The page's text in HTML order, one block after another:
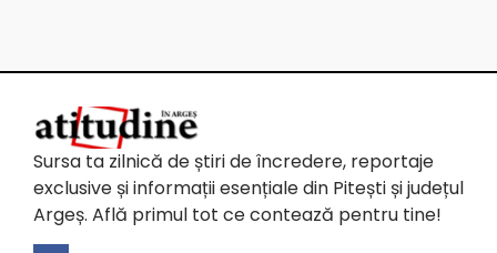
Sursa ta zilnică de știri de încredere, reportaje
exclusive și informații esențiale din Pitești și județul
Argeș. Află primul tot ce contează pentru tine!